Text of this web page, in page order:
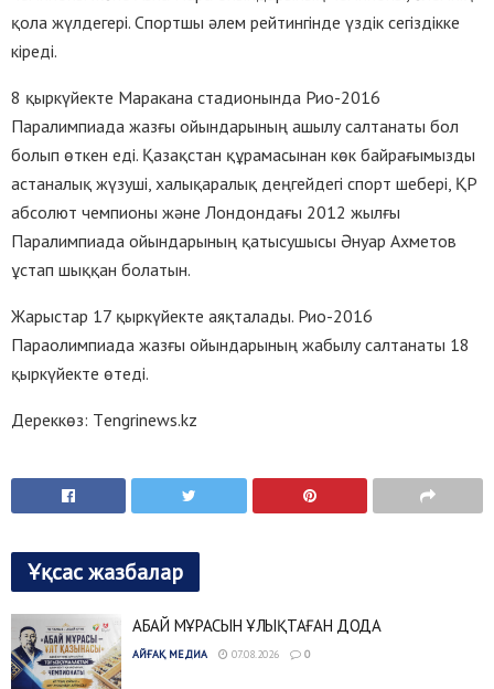
қола жүлдегері. Спортшы әлем рейтингінде үздік сегіздікке
кіреді.
8 қыркүйекте Маракана стадионында Рио-2016
Паралимпиада жазғы ойындарының ашылу салтанаты бол
болып өткен еді. Қазақстан құрамасынан көк байрағымызды
астаналық жүзуші, халықаралық деңгейдегі спорт шебері, ҚР
абсолют чемпионы және Лондондағы 2012 жылғы
Паралимпиада ойындарының қатысушысы Әнуар Ахметов
ұстап шыққан болатын.
Жарыстар 17 қыркүйекте аяқталады. Рио-2016
Параолимпиада жазғы ойындарының жабылу салтанаты 18
қыркүйекте өтеді.
Дереккөз: Тengrinews.kz
Ұқсас жазбалар
АБАЙ МҰРАСЫН ҰЛЫҚТАҒАН ДОДА
АЙҒАҚ МЕДИА 07.08.2026 0